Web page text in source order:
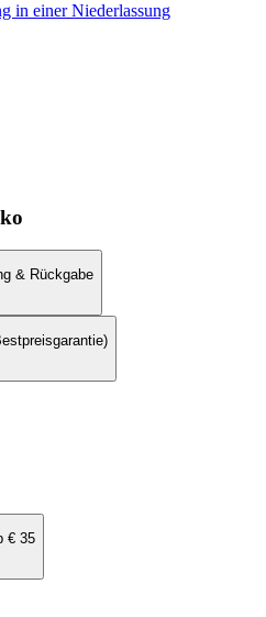
in einer Niederlassung
& Rückgabe
€ 35